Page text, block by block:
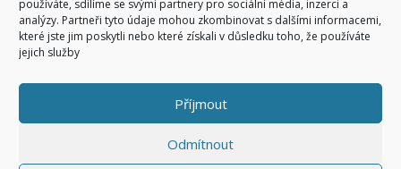
používáte, sdílíme se svými partnery pro sociální média, inzerci a
analýzy. Partneři tyto údaje mohou zkombinovat s dalšími informacemi,
které jste jim poskytli nebo které získali v důsledku toho, že používáte
jejich služby
Příjmout
Odmítnout
Všechny kontakty | Kde nás najdete
© 2026Obec Kojetice na Moravě
Všechna práva vyhrazena